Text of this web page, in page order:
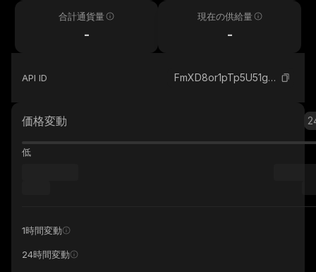
合計通貨量
-
現在の供給量
-
API ID FmXD8or1pTp5U51gWwn1Gj3j9DJnHSPvVAFavU6qL34o_solana
価格変動
低
1時間変動
24時間変動